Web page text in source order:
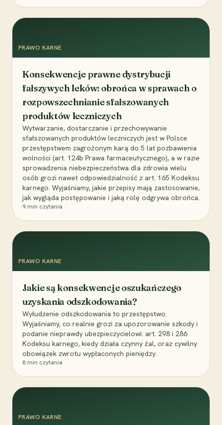
PRAWO KARNE
Konsekwencje prawne dystrybucji
fałszywych leków: obrońca w sprawach o
rozpowszechnianie sfałszowanych
produktów leczniczych
Wytwarzanie, dostarczanie i przechowywanie
sfałszowanych produktów leczniczych jest w Polsce
przestępstwem zagrożonym karą do 5 lat pozbawienia
wolności (art. 124b Prawa farmaceutycznego), a w razie
sprowadzenia niebezpieczeństwa dla zdrowia wielu
osób grozi nawet odpowiedzialność z art. 165 Kodeksu
karnego. Wyjaśniamy, jakie przepisy mają zastosowanie,
jak wygląda postępowanie i jaką rolę odgrywa obrońca.
9 min czytania
PRAWO KARNE
Jakie są konsekwencje oszukańczego
uzyskania odszkodowania?
Wyłudzenie odszkodowania to przestępstwo.
Wyjaśniamy, co realnie grozi za upozorowanie szkody i
podanie nieprawdy ubezpieczycielowi: art. 298 i 286
Kodeksu karnego, kiedy działa czynny żal, oraz cywilny
obowiązek zwrotu wypłaconych pieniędzy.
8 min czytania
PRAWO KARNE